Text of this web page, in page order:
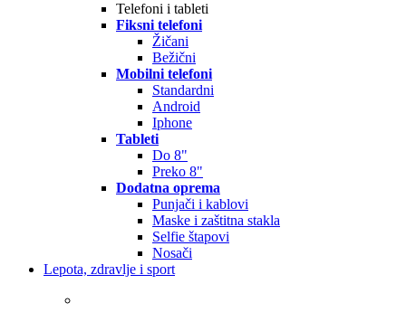
Telefoni i tableti
Fiksni telefoni
Žičani
Bežični
Mobilni telefoni
Standardni
Android
Iphone
Tableti
Do 8"
Preko 8"
Dodatna oprema
Punjači i kablovi
Maske i zaštitna stakla
Selfie štapovi
Nosači
Lepota, zdravlje i sport